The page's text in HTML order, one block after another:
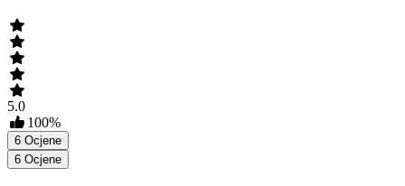
5.0
100%
6 Ocjene
6 Ocjene